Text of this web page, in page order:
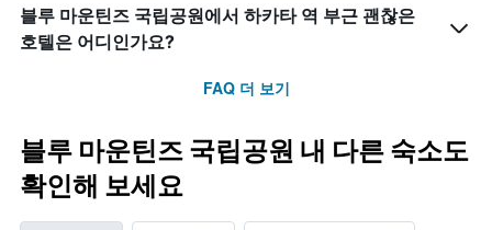
블루 마운틴즈 국립공원에서 하카타 역 부근 괜찮은
호텔은 어디인가요?
FAQ 더 보기
블루 마운틴즈 국립공원 내 다른 숙소도
확인해 보세요